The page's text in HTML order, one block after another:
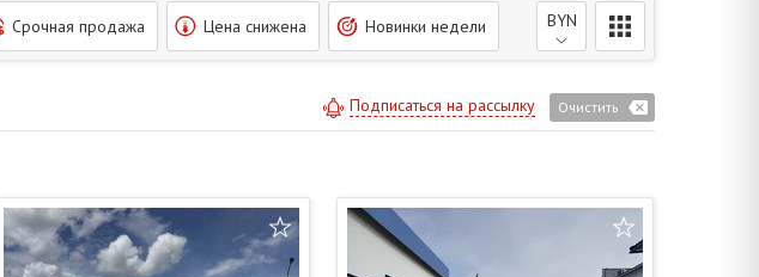
Срочная продажа Цена снижена Новинки недели BYN
Очистить
Подписаться на рассылку